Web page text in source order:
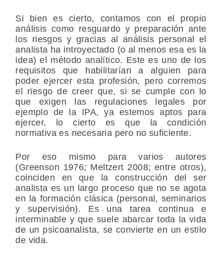
Si bien es cierto, contamos con el propio
análisis como resguardo y preparación ante
los riesgos y gracias al análisis personal el
analista ha introyectado (o al menos esa es la
idea) el método analítico. Este es uno de los
requisitos que habilitarían a alguien para
poder ejercer esta profesión, pero corremos
el riesgo de creer que, si se cumple con lo
que exigen las regulaciones legales por
ejemplo de la IPA, ya estemos aptos para
ejercer, lo cierto es que la condición
normativa es necesaria pero no suficiente.
Por eso mismo para varios autores
(Greenson 1976; Meltzert 2008; entre otros),
coinciden en que la construcción del ser
analista es un largo proceso que no se agota
en la formación clásica (personal, seminarios
y supervisión). Es una tarea continua e
interminable y que suele abarcar toda la vida
de un psicoanalista, se convierte en un estilo
de vida.